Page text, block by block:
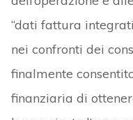
“dati fattura
nei confronti dei
finalmente
finanziaria di